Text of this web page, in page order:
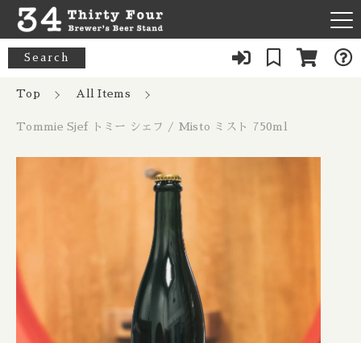
Search
Top All Items
Tommie Sjef トミー シェフ / Misto ミスト 750ml
カートに商品を追加しました
Tommie Sjef トミー シェフ / Misto
数量
6,800円
ショッピングを続ける
About Us
Our Bar
FAQ
Menu
080-9739-3434
21st Amendment / トウェンティーファースト アメンドメン
ト
8 Bit / エイトビット
8 Wired / 8ワイアード
Almanac / アルマナック
Australia / オーストラリア
Belgium / ベルギー
Canada / カナダ
Denmark / デンマーク
UK / イギリス
価格帯